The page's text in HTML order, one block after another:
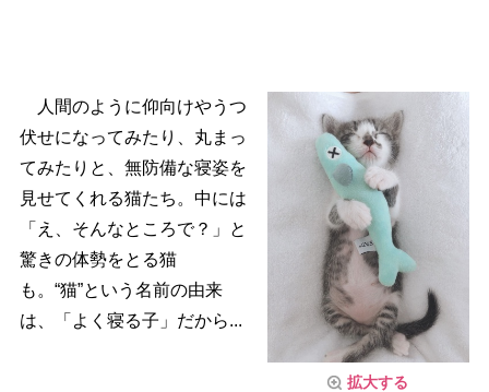
拡大する
人間のように仰向けやうつ
伏せになってみたり、丸まっ
てみたりと、無防備な寝姿を
見せてくれる猫たち。中には
「え、そんなところで？」と
驚きの体勢をとる猫
も。“猫”という名前の由来
は、「よく寝る子」だから...